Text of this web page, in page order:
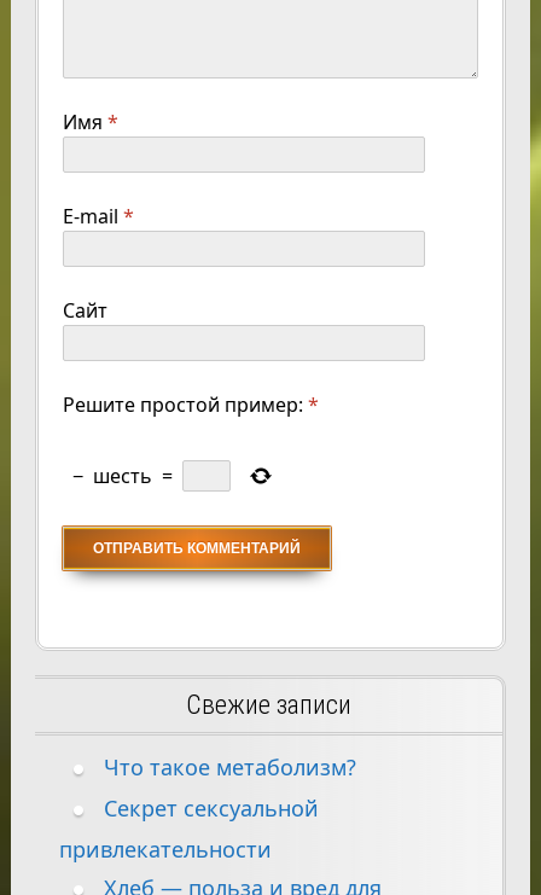
Имя *
E-mail *
Сайт
Решите простой пример: *
− шесть =
Свежие записи
Что такое метаболизм?
Секрет сексуальной
привлекательности
Хлеб — польза и вред для